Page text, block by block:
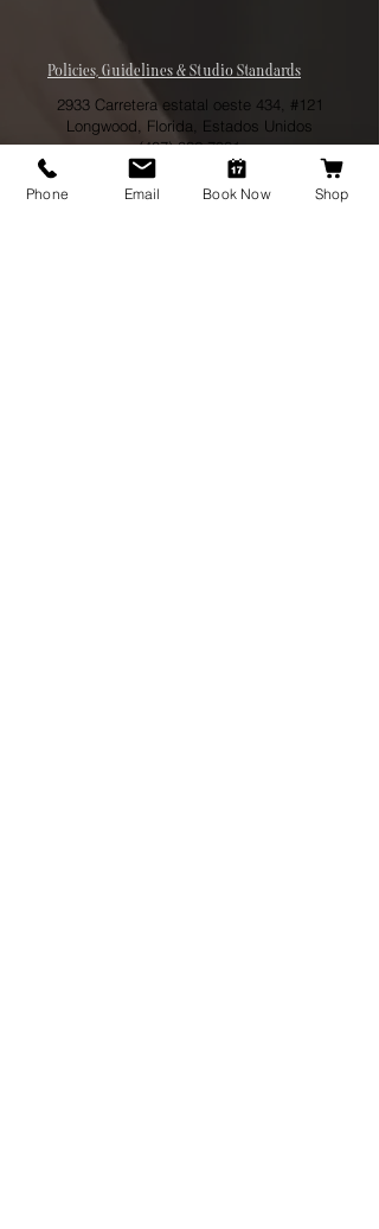
Policies, Guidelines & Studio Standards
2933 Carretera estatal oeste 434, #121
Longwood, Florida, Estados Unidos
(407) 832-7931
theskinergist@gmail.com
©2023 Raquel's Skincare.com Todos los
Phone Email Book Now Shop